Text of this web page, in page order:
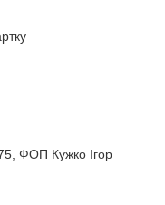
ФОП Кужко Ігор